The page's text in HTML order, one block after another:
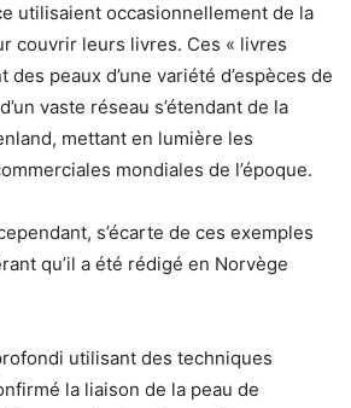
utilisaient occasionnellement de la
couvrir leurs livres. Ces « livres
peaux d’une variété d’espèces de
vaste réseau s’étendant de la
mettant en lumière les
mondiales de l’époque.
s’écarte de ces exemples
qu’il a été rédigé en Norvège
utilisant des techniques
la liaison de la peau de